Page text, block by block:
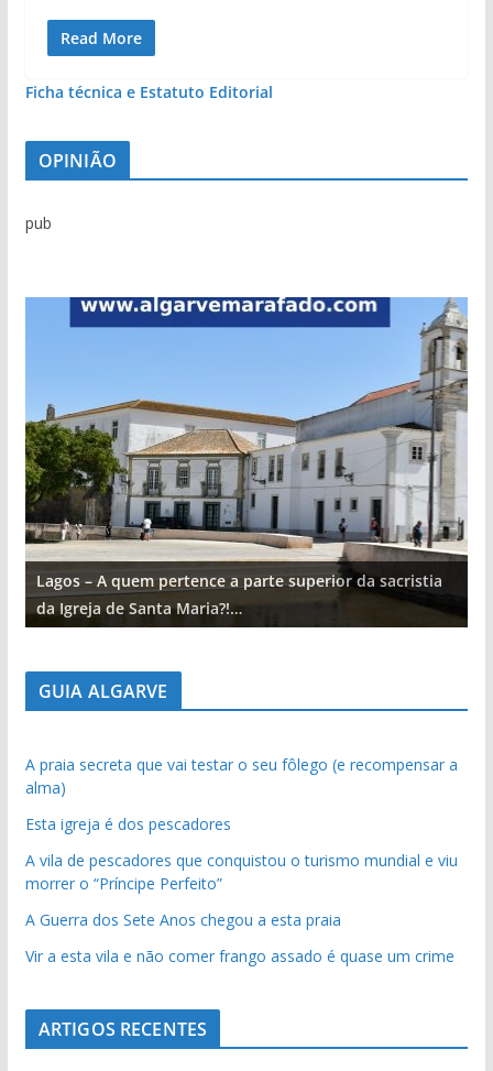
Read More
Ficha técnica e Estatuto Editorial
OPINIÃO
pub
Lagos – A quem pertence a parte superior da sacristia
da Igreja de Santa Maria?!…
GUIA ALGARVE
A praia secreta que vai testar o seu fôlego (e recompensar a
alma)
Esta igreja é dos pescadores
A vila de pescadores que conquistou o turismo mundial e viu
morrer o “Príncipe Perfeito”
A Guerra dos Sete Anos chegou a esta praia
Vir a esta vila e não comer frango assado é quase um crime
ARTIGOS RECENTES